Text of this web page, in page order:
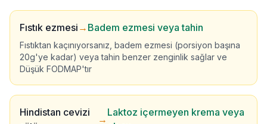
Fıstık ezmesi → Badem ezmesi veya tahin
Fıstıktan kaçınıyorsanız, badem ezmesi (porsiyon başına
20g'ye kadar) veya tahin benzer zenginlik sağlar ve
Düşük FODMAP'tır
Hindistan cevizi
→
Laktoz içermeyen krema veya